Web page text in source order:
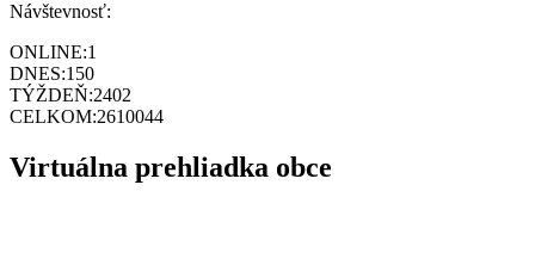
Návštevnosť:
ONLINE:1
DNES:150
TÝŽDEŇ:2402
CELKOM:2610044
Virtuálna prehliadka obce